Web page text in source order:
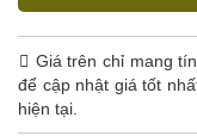
Giá trên chỉ mang
để cập nhật giá tốt
hiện tại.